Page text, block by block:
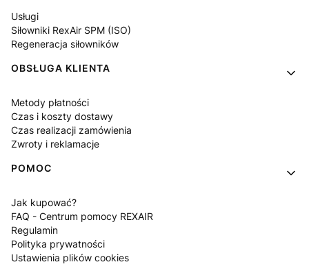
Usługi
Siłowniki RexAir SPM (ISO)
Regeneracja siłowników
OBSŁUGA KLIENTA
Metody płatności
Czas i koszty dostawy
Czas realizacji zamówienia
Zwroty i reklamacje
POMOC
Jak kupować?
FAQ - Centrum pomocy REXAIR
Regulamin
Polityka prywatności
Ustawienia plików cookies